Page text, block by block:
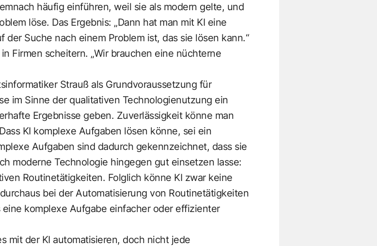
häufig einführen, weil sie als modern gelte, und
löse. Das Ergebnis: „Dann hat man mit KI eine
der Suche nach einem Problem ist, das sie lösen kann.“
Firmen scheitern. „Wir brauchen eine nüchterne
Strauß als Grundvoraussetzung für
im Sinne der qualitativen Technologienutzung ein
Ergebnisse geben. Zuverlässigkeit könne man
KI komplexe Aufgaben lösen könne, sei ein
Aufgaben sind dadurch gekennzeichnet, dass sie
moderne Technologie hingegen gut einsetzen lasse:
Routinetätigkeiten. Folglich könne KI zwar keine
bei der Automatisierung von Routinetätigkeiten
komplexe Aufgabe einfacher oder effizienter
mit der KI automatisieren, doch nicht jede